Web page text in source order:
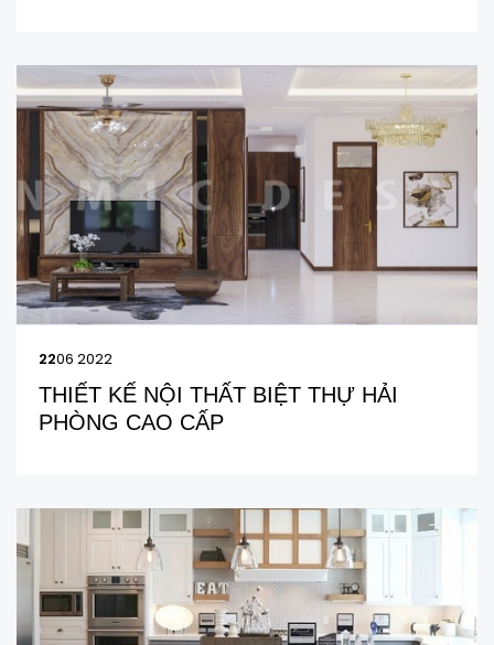
2206 2022
THIẾT KẾ NỘI THẤT BIỆT THỰ HẢI
PHÒNG CAO CẤP